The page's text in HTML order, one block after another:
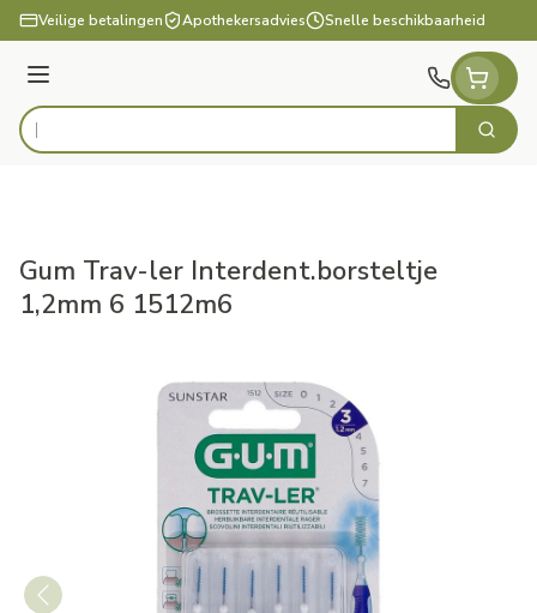
Ga naar de inhoud
Veilige betalingen Apothekersadvies Snelle beschikbaarheid
Menu
Product, merk, categorie... Zoek
Gum Trav-ler Interdent.borsteltje
1,2mm 6 1512m6